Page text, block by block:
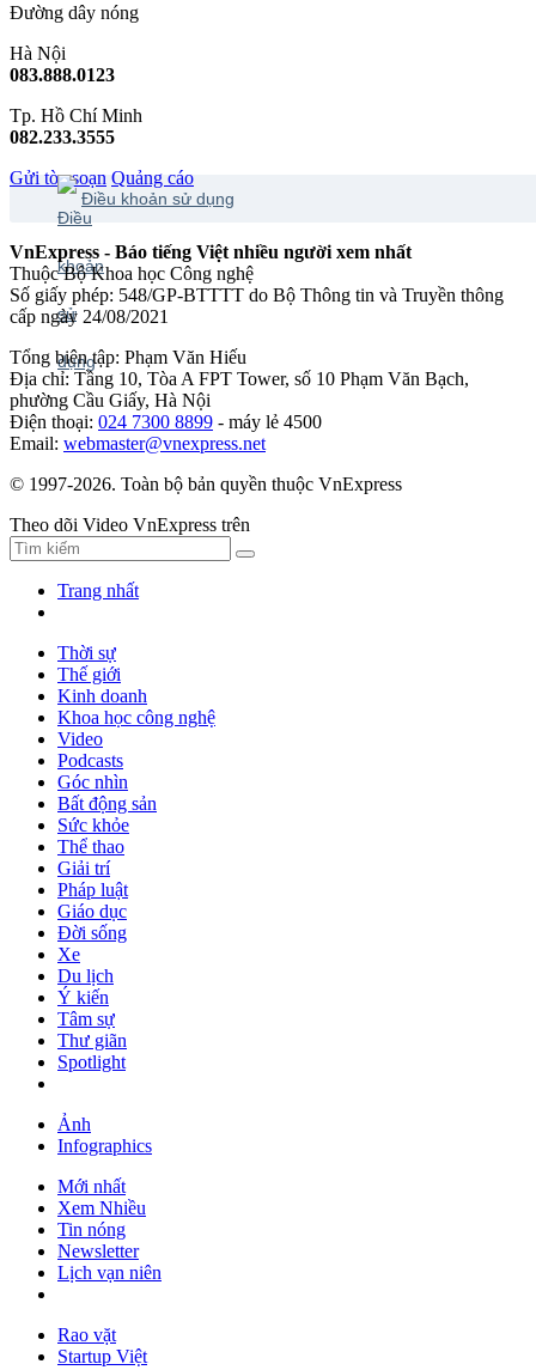
Đường dây nóng
Hà Nội
083.888.0123
Tp. Hồ Chí Minh
082.233.3555
Gửi tòa soạn Quảng cáo
Điều khoản sử dụng
VnExpress - Báo tiếng Việt nhiều người xem nhất
Thuộc Bộ Khoa học Công nghệ
Số giấy phép: 548/GP-BTTTT do Bộ Thông tin và Truyền thông
cấp ngày 24/08/2021
Tổng biên tập: Phạm Văn Hiếu
Địa chỉ: Tầng 10, Tòa A FPT Tower, số 10 Phạm Văn Bạch,
phường Cầu Giấy, Hà Nội
Điện thoại: 024 7300 8899 - máy lẻ 4500
Email: webmaster@vnexpress.net
© 1997-2026. Toàn bộ bản quyền thuộc VnExpress
Theo dõi Video VnExpress trên
Trang nhất
Thời sự
Thế giới
Kinh doanh
Khoa học công nghệ
Video
Podcasts
Góc nhìn
Bất động sản
Sức khỏe
Thể thao
Giải trí
Pháp luật
Giáo dục
Đời sống
Xe
Du lịch
Ý kiến
Tâm sự
Thư giãn
Spotlight
Ảnh
Infographics
Mới nhất
Xem Nhiều
Tin nóng
Newsletter
Lịch vạn niên
Rao vặt
Startup Việt